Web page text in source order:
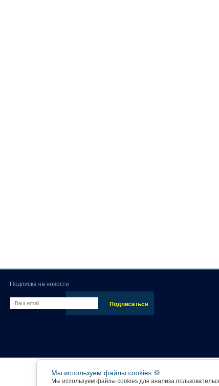
Подписка на новости
Мы используем файлы cookies 🍪
Мы используем файлы cookies для анализа